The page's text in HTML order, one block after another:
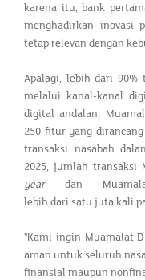
karena itu, bank
menghadirkan inovasi
tetap relevan dengan
Apalagi, lebih dari 90%
melalui kanal-kanal
digital andalan,
250 fitur yang
transaksi nasabah
2025, jumlah transaksi
yeardan
lebih dari satu juta kali
"Kami ingin Muamalat
aman untuk seluruh
finansial maupun